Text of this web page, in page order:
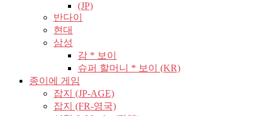
(JP)
반다이
현대
삼성
감 * 보이
슈퍼 할머니 * 보이 (KR)
종이에 게임
잡지 (JP-AGE)
잡지 (FR-영국)